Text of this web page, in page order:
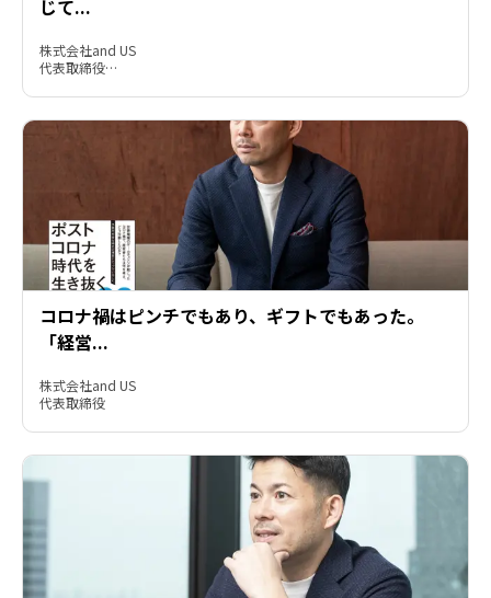
じて...
株式会社and US
代表取締役
コロナ禍はピンチでもあり、ギフトでもあった。
「経営...
株式会社and US
代表取締役